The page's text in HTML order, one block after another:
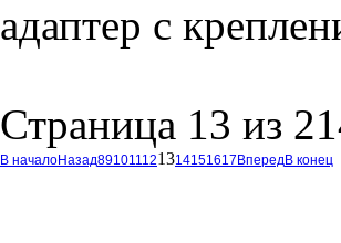
адаптер с
Страница 13 из
В началоНазад891011121314151617 ВпередВ конец